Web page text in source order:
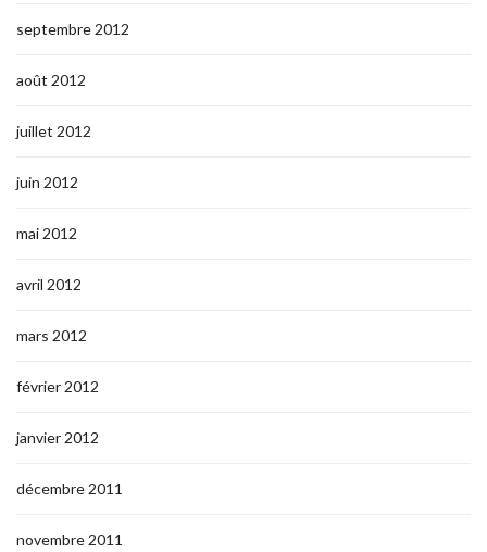
septembre 2012
août 2012
juillet 2012
juin 2012
mai 2012
avril 2012
mars 2012
février 2012
janvier 2012
décembre 2011
novembre 2011